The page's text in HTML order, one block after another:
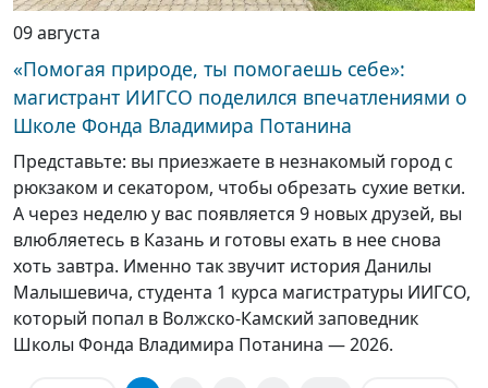
09 августа
«Помогая природе, ты помогаешь себе»:
магистрант ИИГСО поделился впечатлениями о
Школе Фонда Владимира Потанина
Представьте: вы приезжаете в незнакомый город с
рюкзаком и секатором, чтобы обрезать сухие ветки.
А через неделю у вас появляется 9 новых друзей, вы
влюбляетесь в Казань и готовы ехать в нее снова
хоть завтра. Именно так звучит история Данилы
Малышевича, студента 1 курса магистратуры ИИГСО,
который попал в Волжско-Камский заповедник
Школы Фонда Владимира Потанина — 2026.